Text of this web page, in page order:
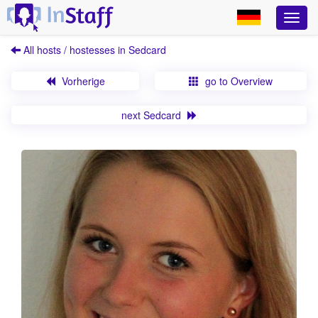
All hosts / hostesses in Sedcard
Vorherige go to Overview
next Sedcard